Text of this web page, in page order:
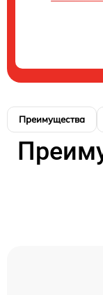
Преимущества